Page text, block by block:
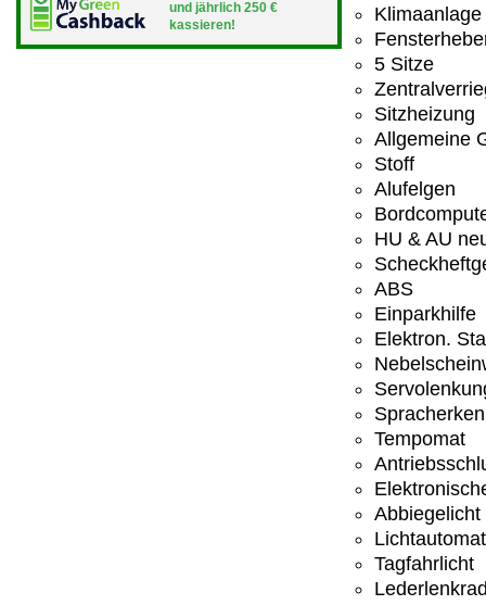
und jährlich 250 €
kassieren!
Klimaanlage
5 Sitze
Sitzheizung
Allgemeine
Stoff
Alufelgen
HU & AU
ABS
Einparkhilfe
Elektron.
Tempomat
Abbiegelicht
Tagfahrlicht